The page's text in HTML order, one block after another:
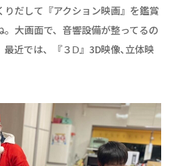
だして『アクション映画』を鑑賞
大画面で、音響設備が整ってるの
近では、『３Ⅾ』3D映像､立体映